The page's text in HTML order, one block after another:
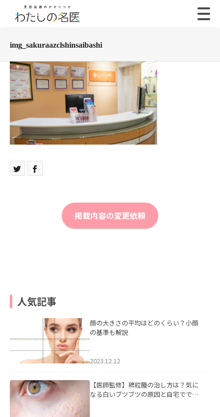
img_sakuraazclshinsaibashi
掲載内容の変更依頼
人気記事
顔の大きさの平均はどのくらい？小顔
の基準も解説
2023.12.12
【医師監修】稗粒腫の治し方は？気に
なる白いブツブツの原因と自宅ででき